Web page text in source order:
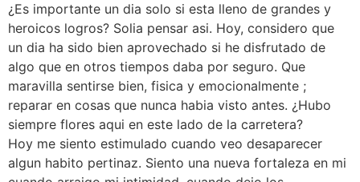
¿Es importante un dia solo si esta lleno de grandes y
heroicos logros? Solia pensar asi. Hoy, considero que
un dia ha sido bien aprovechado si he disfrutado de
algo que en otros tiempos daba por seguro. Que
maravilla sentirse bien, fisica y emocionalmente ;
reparar en cosas que nunca habia visto antes. ¿Hubo
siempre flores aqui en este lado de la carretera?
Hoy me siento estimulado cuando veo desaparecer
algun habito pertinaz. Siento una nueva fortaleza en mi